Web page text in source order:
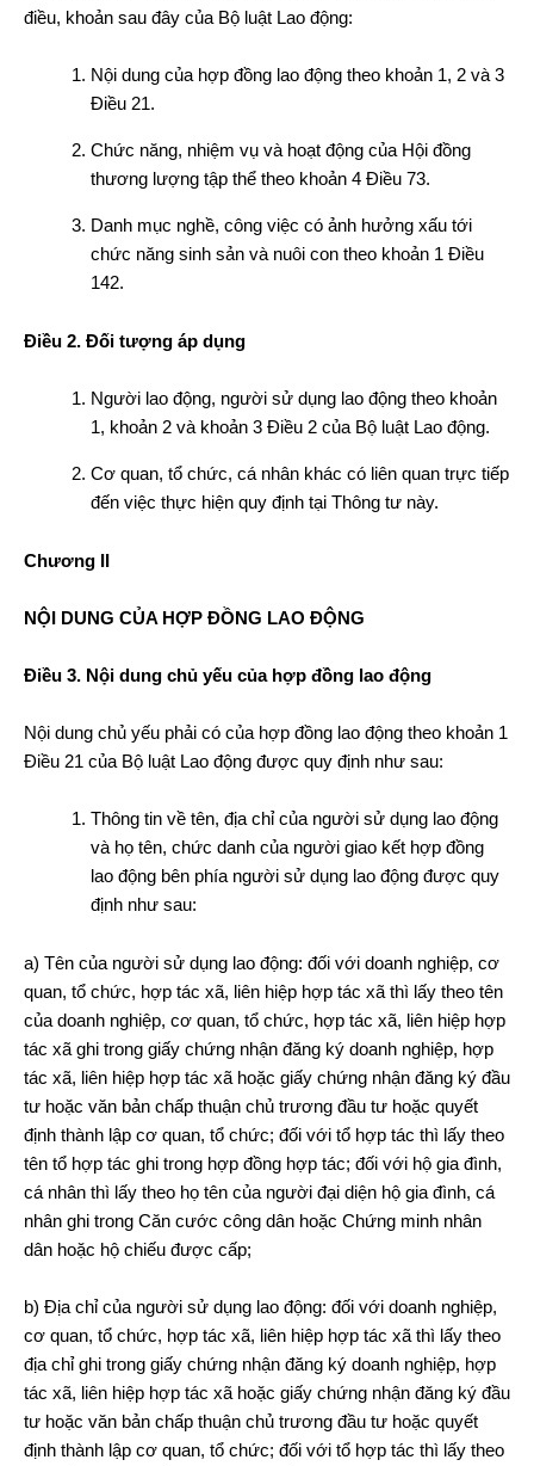
điều, khoản sau đây của Bộ luật Lao động:
Nội dung của hợp đồng lao động theo khoản 1, 2 và 3
Điều 21.
Chức năng, nhiệm vụ và hoạt động của Hội đồng
thương lượng tập thể theo khoản 4 Điều 73.
Danh mục nghề, công việc có ảnh hưởng xấu tới
chức năng sinh sản và nuôi con theo khoản 1 Điều
142.
Điều 2. Đối tượng áp dụng
Người lao động, người sử dụng lao động theo khoản
1, khoản 2 và khoản 3 Điều 2 của Bộ luật Lao động.
Cơ quan, tổ chức, cá nhân khác có liên quan trực tiếp
đến việc thực hiện quy định tại Thông tư này.
Chương II
NỘI DUNG CỦA HỢP ĐỒNG LAO ĐỘNG
Điều 3. Nội dung chủ yếu của hợp đồng lao động
Nội dung chủ yếu phải có của hợp đồng lao động theo khoản 1
Điều 21 của Bộ luật Lao động được quy định như sau:
Thông tin về tên, địa chỉ của người sử dụng lao động
và họ tên, chức danh của người giao kết hợp đồng
lao động bên phía người sử dụng lao động được quy
định như sau:
a) Tên của người sử dụng lao động: đối với doanh nghiệp, cơ
quan, tổ chức, hợp tác xã, liên hiệp hợp tác xã thì lấy theo tên
của doanh nghiệp, cơ quan, tổ chức, hợp tác xã, liên hiệp hợp
tác xã ghi trong giấy chứng nhận đăng ký doanh nghiệp, hợp
tác xã, liên hiệp hợp tác xã hoặc giấy chứng nhận đăng ký đầu
tư hoặc văn bản chấp thuận chủ trương đầu tư hoặc quyết
định thành lập cơ quan, tổ chức; đối với tổ hợp tác thì lấy theo
tên tổ hợp tác ghi trong hợp đồng hợp tác; đối với hộ gia đình,
cá nhân thì lấy theo họ tên của người đại diện hộ gia đình, cá
nhân ghi trong Căn cước công dân hoặc Chứng minh nhân
dân hoặc hộ chiếu được cấp;
b) Địa chỉ của người sử dụng lao động: đối với doanh nghiệp,
cơ quan, tổ chức, hợp tác xã, liên hiệp hợp tác xã thì lấy theo
địa chỉ ghi trong giấy chứng nhận đăng ký doanh nghiệp, hợp
tác xã, liên hiệp hợp tác xã hoặc giấy chứng nhận đăng ký đầu
tư hoặc văn bản chấp thuận chủ trương đầu tư hoặc quyết
định thành lập cơ quan, tổ chức; đối với tổ hợp tác thì lấy theo